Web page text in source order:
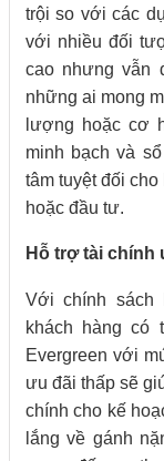
trội so với các
với nhiều đối
cao nhưng vẫn
những ai mong
lượng hoặc cơ
minh bạch và
tâm tuyệt đối
hoặc đầu tư.
Hỗ trợ tài chính
Với chính sách
khách hàng
Evergreen với
ưu đãi thấp sẽ
chính cho kế
lắng về gánh